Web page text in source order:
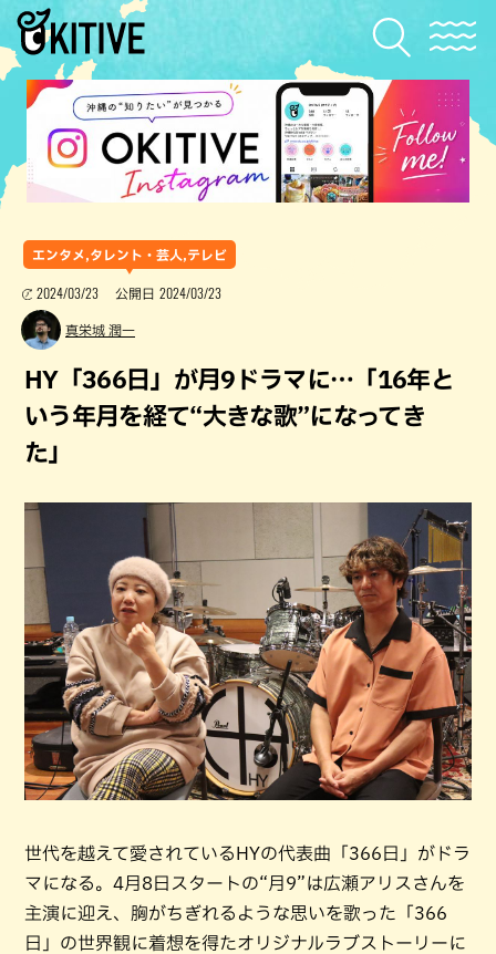
エンタメ,タレント・芸人,テレビ
2024/03/23 公開日 2024/03/23
真栄城 潤一
HY「366日」が月9ドラマに…「16年と
いう年月を経て“大きな歌”になってき
た」
世代を越えて愛されているHYの代表曲「366日」がドラ
マになる。4月8日スタートの“月9”は広瀬アリスさんを
主演に迎え、胸がちぎれるような思いを歌った「366
日」の世界観に着想を得たオリジナルラブストーリーに